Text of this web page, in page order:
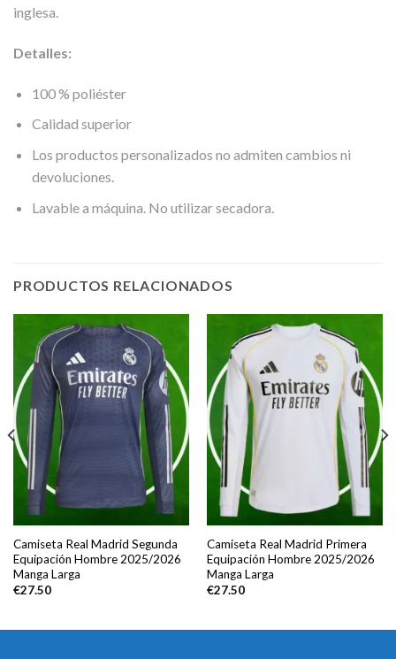
inglesa.
Detalles:
100 % poliéster
Calidad superior
Los productos personalizados no admiten cambios ni
devoluciones.
Lavable a máquina. No utilizar secadora.
PRODUCTOS RELACIONADOS
Camiseta Real Madrid Segunda
Equipación Hombre 2025/2026
Manga Larga
€27.50
Camiseta Real Madrid Primera
Equipación Hombre 2025/2026
Manga Larga
€27.50